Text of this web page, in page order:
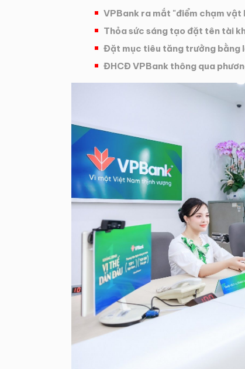
VPBank ra mắt "điểm chạm vật
Thỏa sức sáng tạo đặt tên tài
Đặt mục tiêu tăng trưởng bằng
ĐHCĐ VPBank thông qua